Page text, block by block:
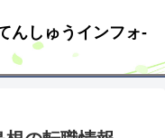
んしゅうインフォ-